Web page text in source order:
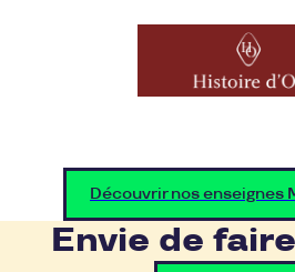
Découvrir nos enseignes
Envie de